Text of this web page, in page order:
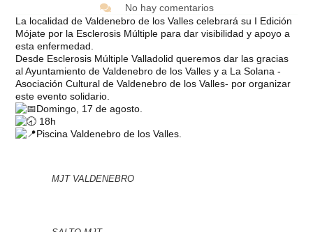
No hay comentarios
La localidad de Valdenebro de los Valles celebrará su I Edición
Mójate por la Esclerosis Múltiple para dar visibilidad y apoyo a
esta enfermedad.
Desde Esclerosis Múltiple Valladolid queremos dar las gracias
al Ayuntamiento de Valdenebro de los Valles y a La Solana -
Asociación Cultural de Valdenebro de los Valles- por organizar
este evento solidario.
Domingo, 17 de agosto.
18h
Piscina Valdenebro de los Valles.
MJT VALDENEBRO